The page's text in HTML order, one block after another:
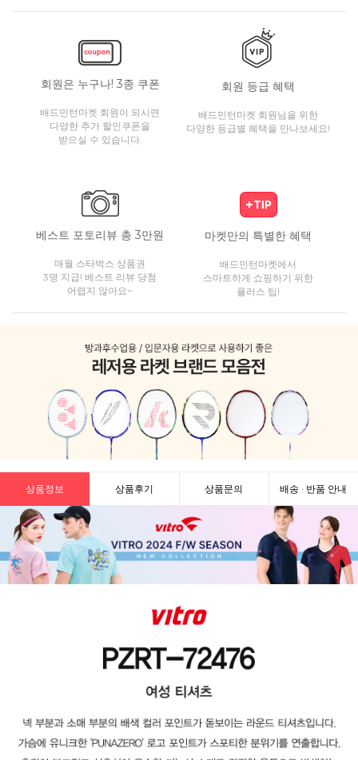
회원은 누구나! 3종 쿠폰
배드민턴마켓 회원이 되시면
다양한 추가 할인쿠폰을
받으실 수 있습니다.
회원 등급 혜택
배드민턴마켓 회원님을 위한
다양한 등급별 혜택을 만나보세요!
베스트 포토리뷰 총 3만원
매월 스타벅스 상품권
3명 지급! 베스트 리뷰 당첨
어렵지 않아요~
마켓만의 특별한 혜택
배드민턴마켓에서
스마트하게 쇼핑하기 위한
플러스 팁!
상품정보 상품후기 상품문의 배송 · 반품 안내